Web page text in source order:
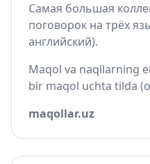
Самая большая
поговорок на трёх
английский).
Maqol va naqllarning
bir maqol uchta tilda
maqollar.uz